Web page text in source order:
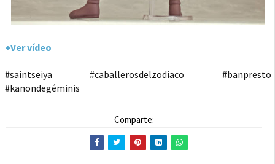
+Ver vídeo
#saintseiya #caballerosdelzodiaco #banpresto
#kanondegéminis
Comparte: